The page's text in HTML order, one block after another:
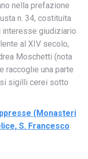
nella prefazione
n. 34, costituita
interesse giudiziario
al XIV secolo,
Moschetti (nota
raccoglie una parte
sigilli cerei sotto
(Monasteri
S. Francesco